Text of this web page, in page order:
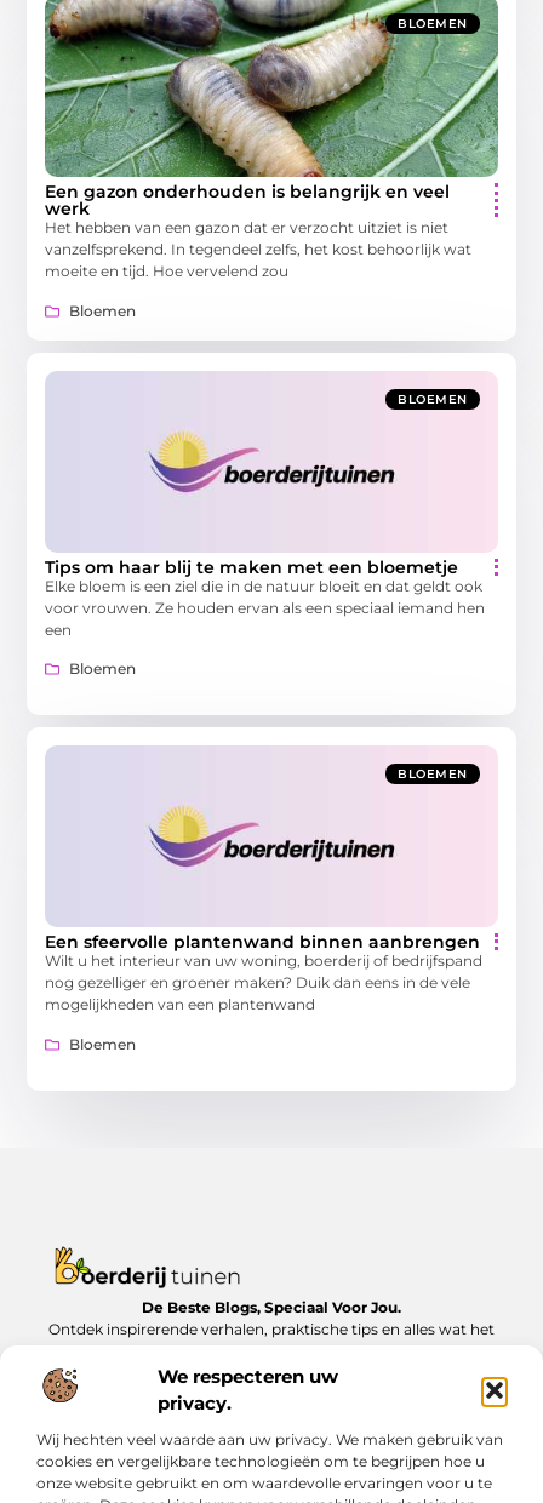
We respecteren uw
privacy.
Wij hechten veel waarde aan uw privacy. We maken gebruik van
cookies en vergelijkbare technologieën om te begrijpen hoe u
onze website gebruikt en om waardevolle ervaringen voor u te
BLOEMEN
Een gazon onderhouden is belangrijk en veel
werk
Het hebben van een gazon dat er verzocht uitziet is niet
vanzelfsprekend. In tegendeel zelfs, het kost behoorlijk wat
moeite en tijd. Hoe vervelend zou
Bloemen
BLOEMEN
Tips om haar blij te maken met een bloemetje
Elke bloem is een ziel die in de natuur bloeit en dat geldt ook
voor vrouwen. Ze houden ervan als een speciaal iemand hen
een
Bloemen
BLOEMEN
Een sfeervolle plantenwand binnen aanbrengen
Wilt u het interieur van uw woning, boerderij of bedrijfspand
nog gezelliger en groener maken? Duik dan eens in de vele
mogelijkheden van een plantenwand
Bloemen
De Beste Blogs, Speciaal Voor Jou.
Ontdek inspirerende verhalen, praktische tips en alles wat het
Boerderijtuinen.nl.